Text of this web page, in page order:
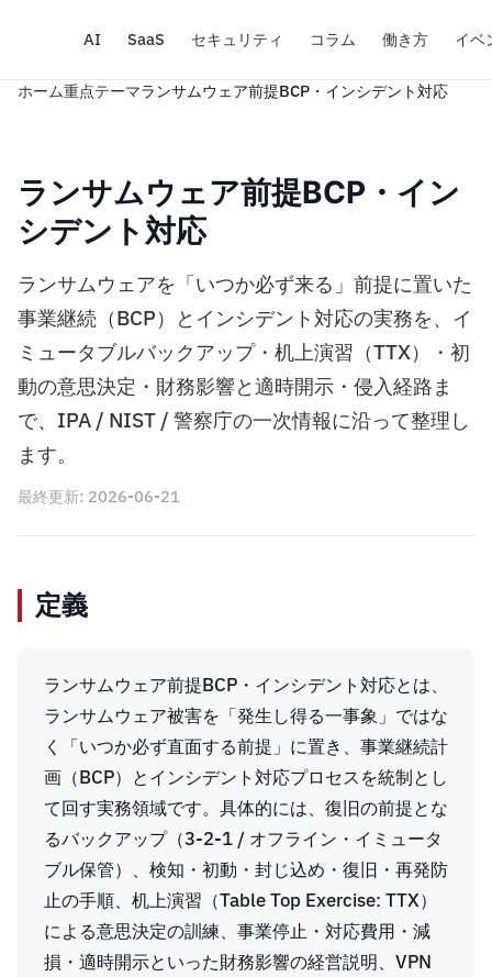
AI SaaS セキュリティ コラム 働き方 イベ
ホーム重点テーマランサムウェア前提BCP・インシデント対応
ランサムウェア前提BCP・イン
シデント対応
ランサムウェアを「いつか必ず来る」前提に置いた
事業継続（BCP）とインシデント対応の実務を、イ
ミュータブルバックアップ・机上演習（TTX）・初
動の意思決定・財務影響と適時開示・侵入経路ま
で、IPA / NIST / 警察庁の一次情報に沿って整理し
ます。
最終更新: 2026-06-21
定義
ランサムウェア前提BCP・インシデント対応とは、
ランサムウェア被害を「発生し得る一事象」ではな
く「いつか必ず直面する前提」に置き、事業継続計
画（BCP）とインシデント対応プロセスを統制とし
て回す実務領域です。具体的には、復旧の前提とな
るバックアップ（3-2-1 / オフライン・イミュータ
ブル保管）、検知・初動・封じ込め・復旧・再発防
止の手順、机上演習（Table Top Exercise: TTX）
による意思決定の訓練、事業停止・対応費用・減
損・適時開示といった財務影響の経営説明、VPN